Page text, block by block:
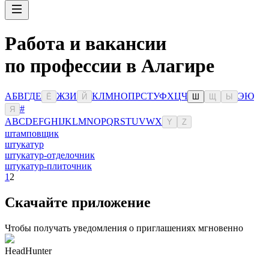
Работа и вакансии
по профессии в Алагире
АБВГДЕ Ё ЖЗИ Й КЛМНОПРСТУФХЦЧ Ы ЭЮ
Я
#
ABCDEFGHIJKLMNOPQRSTUVWX Y Z
штамповщик
штукатур
штукатур-отделочник
штукатур-плиточник
1 2
Скачайте приложение
Чтобы получать уведомления о приглашениях мгновенно
HeadHunter